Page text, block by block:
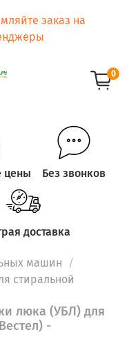
заказ на
0
цены Без звонков
доставка
машин
стиральной
люка (УБЛ) для
-